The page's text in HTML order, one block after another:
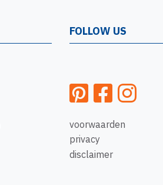
FOLLOW US
voorwaarden
privacy
disclaimer